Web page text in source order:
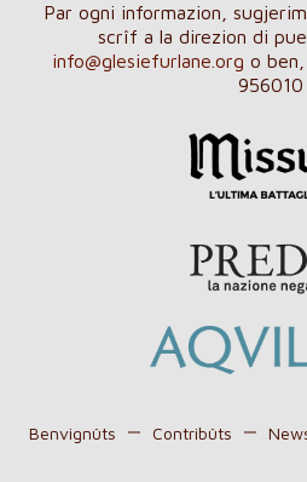
Par ogni informazion,
scrîf a la direzion di
info@glesiefurlane.org o
956010
Benvignûts Contribûts